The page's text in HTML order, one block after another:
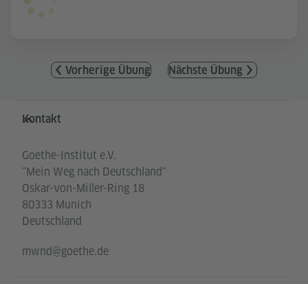
Vorherige Übung Nächste Übung
Service- und Informationsbereich
Kontakt
Goethe-Institut e.V.
"Mein Weg nach Deutschland"
Oskar-von-Miller-Ring 18
80333 Munich
Deutschland
mwnd@goethe.de